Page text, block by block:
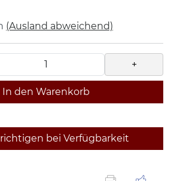
(Ausland abweichend)
+
In den Warenkorb
bei Verfügbarkeit